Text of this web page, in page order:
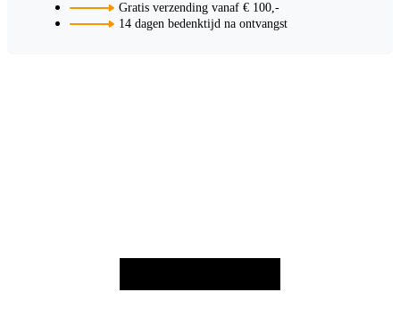
Gratis verzending vanaf € 100,-
14 dagen bedenktijd na ontvangst